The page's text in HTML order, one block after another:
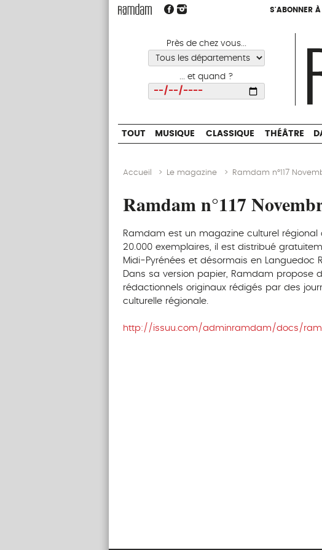
S'ABONNER À
Près de chez vous...
... et quand ?
S'ABONNER À
TOUT MUSIQUE CLASSIQUE THÉÂTRE
Accueil > Le magazine > Ramdam n°117
Ramdam n°117
Ramdam est un magazine culturel
20.000 exemplaires, il est distribué
Midi-Pyrénées et désormais en Languedoc
Dans sa version papier, Ramdam propose
rédactionnels originaux rédigés par des
culturelle régionale.
http://issuu.com/adminramdam/docs/